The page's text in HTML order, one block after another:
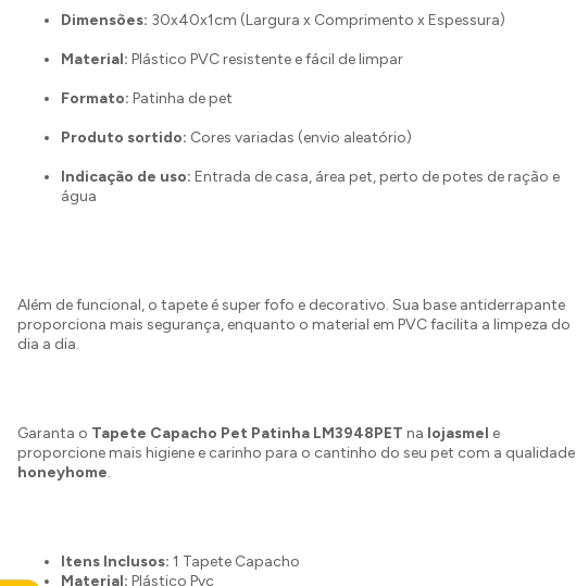
Dimensões: 30x40x1cm (Largura x Comprimento x Espessura)
Material: Plástico PVC resistente e fácil de limpar
Formato: Patinha de pet
Produto sortido: Cores variadas (envio aleatório)
Indicação de uso: Entrada de casa, área pet, perto de potes de ração e
água
Além de funcional, o tapete é super fofo e decorativo. Sua base antiderrapante
proporciona mais segurança, enquanto o material em PVC facilita a limpeza do
dia a dia.
Garanta o Tapete Capacho Pet Patinha LM3948PET na lojasmel e
proporcione mais higiene e carinho para o cantinho do seu pet com a qualidade
honeyhome.
Itens Inclusos: 1 Tapete Capacho
Material: Plástico Pvc